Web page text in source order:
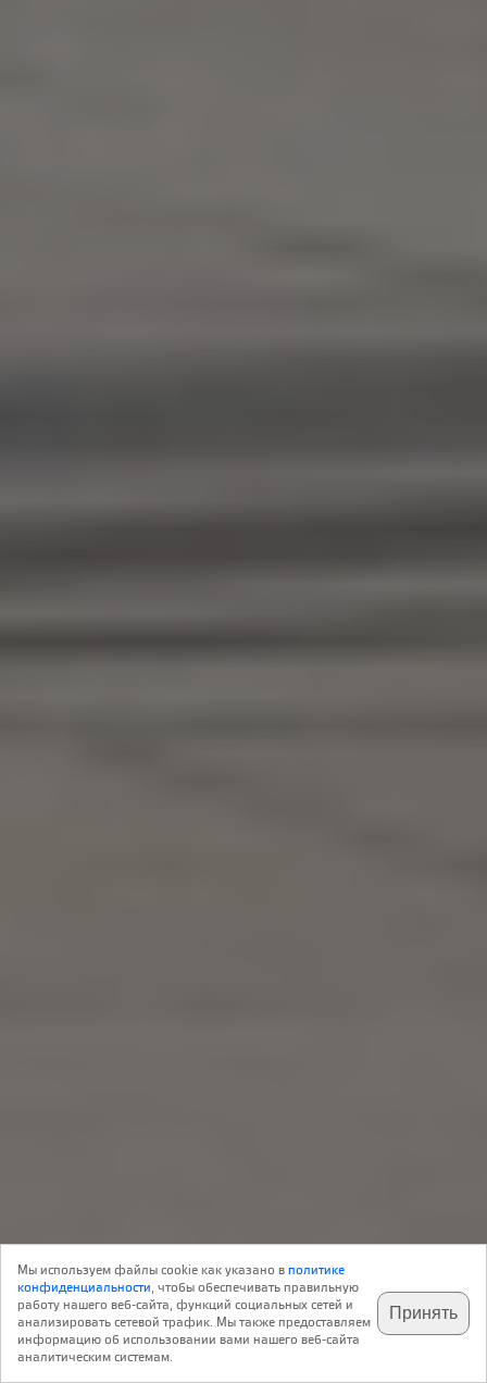
44
Архитектура
В пятницу в Берлине состоялся гала-вечер Всемирного
подпишитесь на наш
телеграм @archi_ru
✕
Мы используем файлы cookie как указано вполитике
конфиденциальности, чтобы обеспечивать правильную
работу нашего веб-сайта, функций социальных сетей и
анализировать сетевой трафик. Мы также предоставляем
информацию об использовании вами нашего веб-сайта
аналитическим системам.
Принять